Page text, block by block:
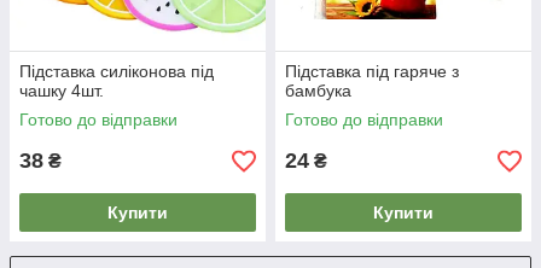
Підставка силіконова під
чашку 4шт.
Готово до відправки
38 ₴
Купити
Підставка під гаряче з
бамбука
Готово до відправки
24 ₴
Купити